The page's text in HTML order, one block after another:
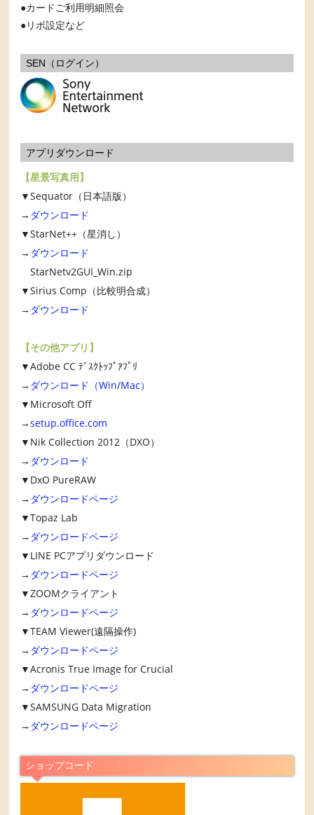
カードご利用明細照会
リボ設定など
SEN（ログイン）
アプリダウンロード
【星景写真用】
▼Sequator（日本語版）
→ ダウンロード
▼StarNet++（星消し）
→ ダウンロード
StarNetv2GUI_Win.zip
▼Sirius Comp（比較明合成）
→ ダウンロード
【その他アプリ】
▼Adobe CC ﾃﾞｽｸﾄｯﾌﾟｱﾌﾟﾘ
→ ダウンロード（Win/Mac）
▼Microsoft Off
→setup.office.com
▼Nik Collection 2012（DXO）
→ ダウンロード
▼DxO PureRAW
→ ダウンロードページ
▼Topaz Lab
→ ダウンロードページ
▼LINE PCアプリダウンロード
→ ダウンロードページ
▼ZOOMクライアント
→ ダウンロードページ
▼TEAM Viewer(遠隔操作)
→ ダウンロードページ
▼Acronis True Image for Crucial
→ ダウンロードページ
▼SAMSUNG Data Migration
→ ダウンロードページ
ショップコード